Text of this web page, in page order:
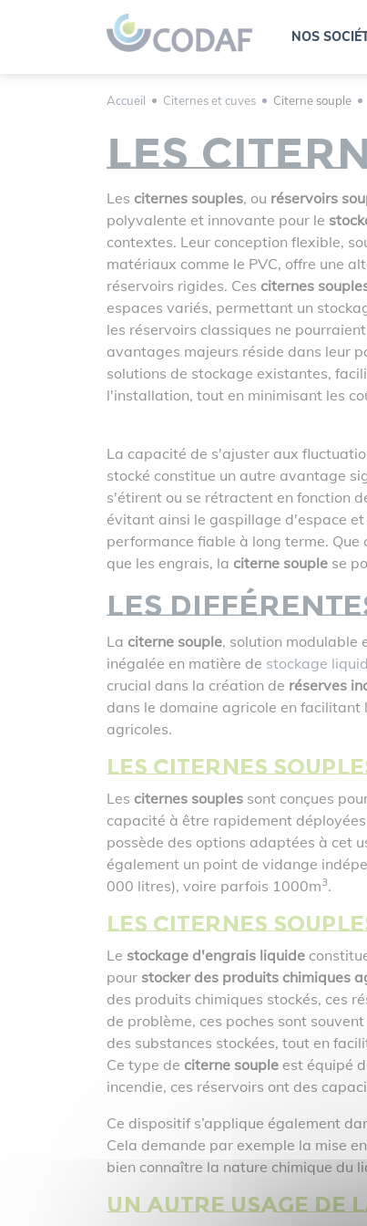
NOS
Accueil Citernes et cuves Citerne souple
Les
Les citernes souples, ou réservoirs
polyvalente et innovante pour le
contextes. Leur conception flexible,
matériaux comme le PVC, offre une
réservoirs rigides. Ces citernes
espaces variés, permettant un
les réservoirs classiques ne
avantages majeurs réside dans leur
solutions de stockage existantes,
l'installation, tout en minimisant les
La capacité de s'ajuster aux
stocké constitue un autre avantage
s'étirent ou se rétractent en fonction
évitant ainsi le gaspillage d'espace
performance fiable à long terme.
que les engrais, la citerne souple se
Les
La citerne souple, solution modulable
inégalée en matière de stockage
crucial dans la création de réserves
dans le domaine agricole en facilitant
agricoles.
Les citernes
Les citernes souples sont conçues
capacité à être rapidement
possède des options adaptées à cet
également un point de vidange
000 litres), voire parfois 1000m3.
Les citernes
Le stockage d'engrais liquide
pour stocker des produits chimiques
des produits chimiques stockés, ces
de problème, ces poches sont
des substances stockées, tout en
Ce type de citerne souple est équipé
incendie, ces réservoirs ont des
Ce dispositif s’applique également
Cela demande par exemple la mise
bien connaître la nature chimique du
Un autre usage de
Panneau de gestion des cookies